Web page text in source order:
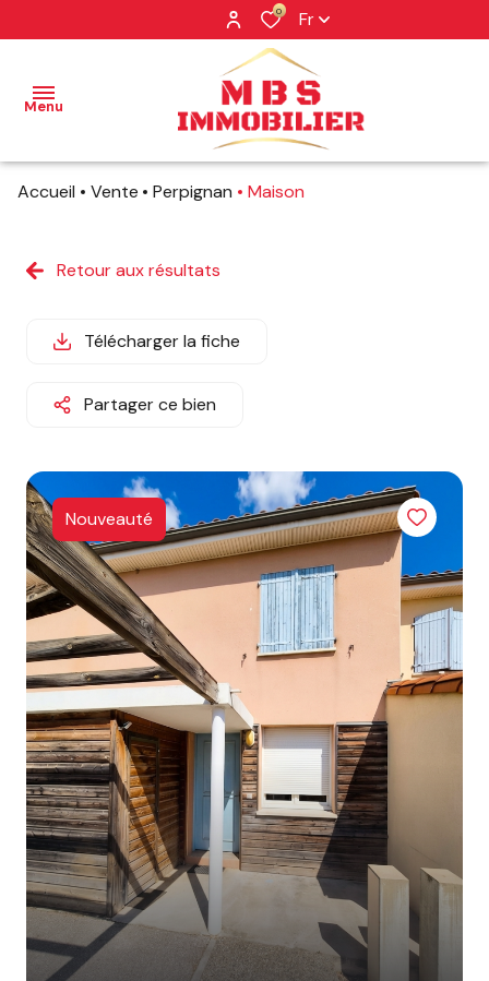
0 Fr
Menu
NOS
VENDUS
ESTIMATION
CONTACT
Accueil Vente Perpignan Maison
Retour aux résultats
Télécharger la fiche
Partager ce bien
Nouveauté